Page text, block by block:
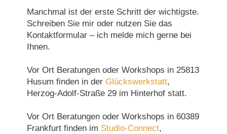
Manchmal ist der erste Schritt der wichtigste.
Schreiben Sie mir oder nutzen Sie das
Kontaktformular – ich melde mich gerne bei
Ihnen.
Vor Ort Beratungen oder Workshops in 25813
Husum finden in der Glückswerkstatt,
Herzog-Adolf-Straße 29 im Hinterhof statt.
Vor Ort Beratungen oder Workshops in 60389
Frankfurt finden im Studio-Connect,